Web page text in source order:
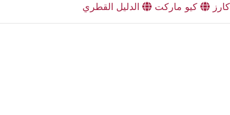
كارز
كيو ماركت الدليل القطري